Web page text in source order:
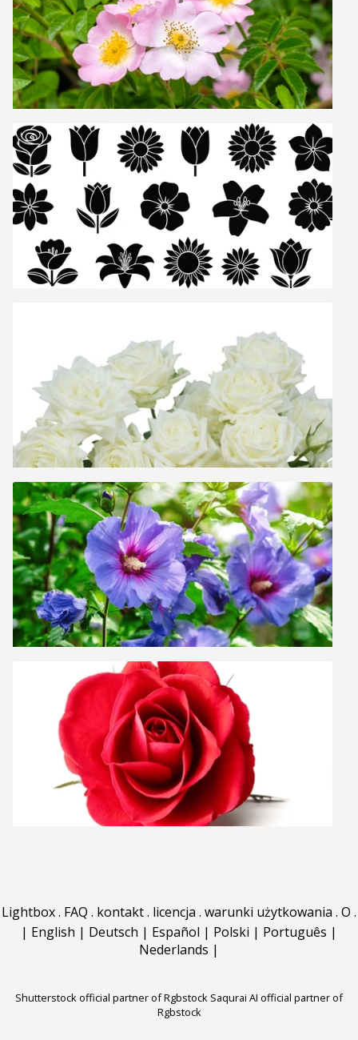
Lightbox. FAQ . kontakt. licencja . warunki użytkowania . O .
| English | Deutsch | Español | Polski | Português |
Nederlands |
Shutterstock official partner of Rgbstock Saqurai AI official partner of
Rgbstock